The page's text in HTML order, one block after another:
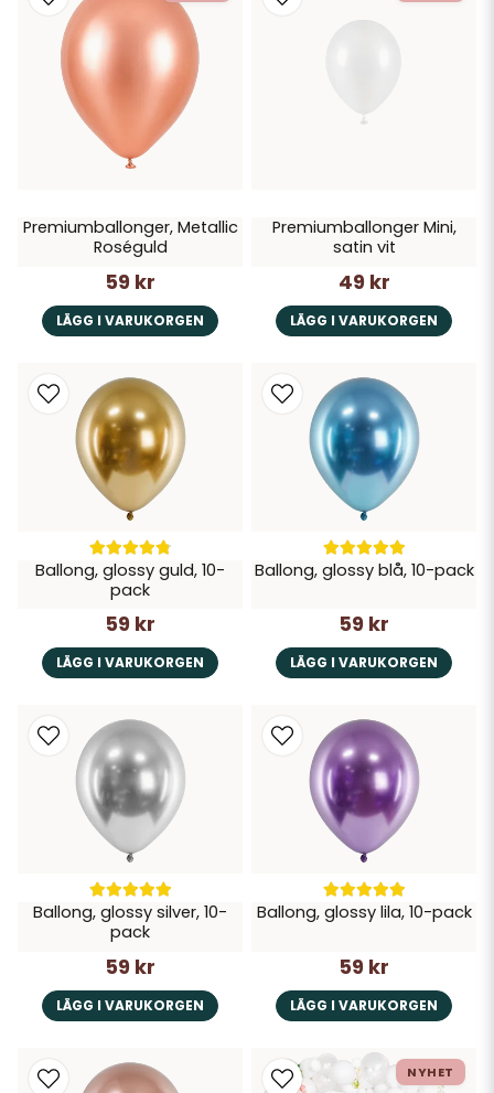
Premiumballonger, Metallic
Roséguld
59 kr
LÄGG I VARUKORGEN
Premiumballonger Mini,
satin vit
49 kr
LÄGG I VARUKORGEN
Ballong, glossy guld, 10-
pack
59 kr
LÄGG I VARUKORGEN
Ballong, glossy blå, 10-pack
59 kr
LÄGG I VARUKORGEN
Ballong, glossy silver, 10-
pack
59 kr
LÄGG I VARUKORGEN
Ballong, glossy lila, 10-pack
59 kr
LÄGG I VARUKORGEN
NYHET